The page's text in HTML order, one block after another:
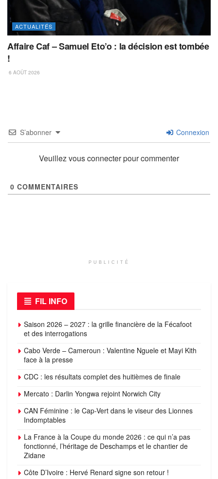
ACTUALITÉS
Affaire Caf – Samuel Eto’o : la décision est tombée
!
6 AOÛT 2026
S’abonner Connexion
Veuillez vous connecter pour commenter
0 COMMENTAIRES
PUBLICITÉ
FIL INFO
Saison 2026 – 2027 : la grille financière de la Fécafoot
et des interrogations
Cabo Verde – Cameroun : Valentine Nguele et Mayi Kith
face à la presse
CDC : les résultats complet des huitièmes de finale
Mercato : Darlin Yongwa rejoint Norwich City
CAN Féminine : le Cap-Vert dans le viseur des Lionnes
Indomptables
La France à la Coupe du monde 2026 : ce qui n’a pas
fonctionné, l’héritage de Deschamps et le chantier de
Zidane
Côte D’Ivoire : Hervé Renard signe son retour !